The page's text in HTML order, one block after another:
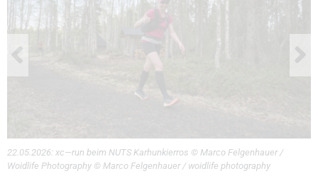
22.05.2026: xc—run beim NUTS Karhunkierros © Marco Felgenhauer /
Woidlife Photography © Marco Felgenhauer / woidlife photography